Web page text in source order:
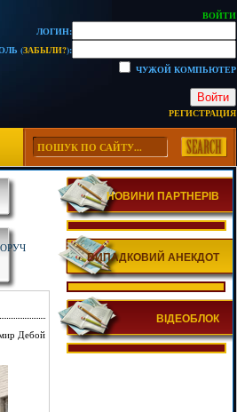
ВОЙТИ
ЛОГИН:
(ЗАБЫЛИ?):
ЧУЖОЙ КОМПЬЮТЕР
Войти
РЕГИСТРАЦИЯ
Дебой
НОВИНИ ПАРТНЕРІВ
ВИПАДКОВИЙ АНЕКДОТ
ВІДЕОБЛОК